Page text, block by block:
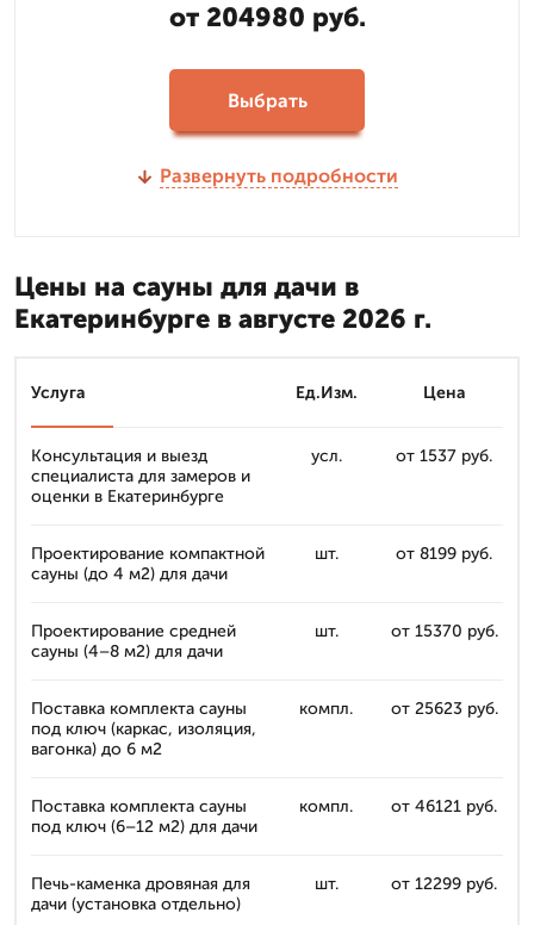
от 204980 руб.
Выбрать
Развернуть подробности
Цены на сауны для дачи в
Екатеринбурге в августе 2026 г.
Услуга Ед.Изм. Цена
Консультация и выезд
специалиста для замеров и
оценки в Екатеринбурге
усл. от 1537 руб.
Проектирование компактной
сауны (до 4 м2) для дачи
шт. от 8199 руб.
Проектирование средней
сауны (4–8 м2) для дачи
шт. от 15370 руб.
Поставка комплекта сауны
под ключ (каркас, изоляция,
вагонка) до 6 м2
компл. от 25623 руб.
Поставка комплекта сауны
под ключ (6–12 м2) для дачи
компл. от 46121 руб.
Печь-каменка дровяная для
дачи (установка отдельно)
шт. от 12299 руб.